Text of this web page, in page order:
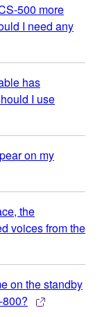
500 more
I need any
has
I use
on my
the
voices from the
on the standby